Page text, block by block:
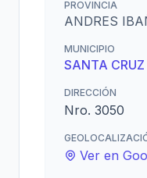
PROVINCIA
ANDRES
MUNICIPIO
SANTA CRUZ
DIRECCIÓN
Nro. 3050
Ver en